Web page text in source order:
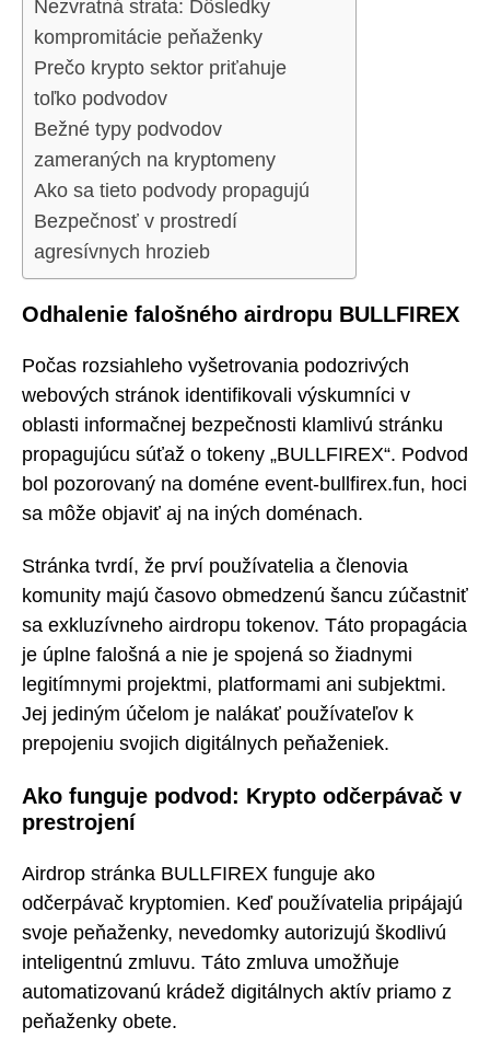
Nezvratná strata: Dôsledky
kompromitácie peňaženky
Prečo krypto sektor priťahuje
toľko podvodov
Bežné typy podvodov
zameraných na kryptomeny
Ako sa tieto podvody propagujú
Bezpečnosť v prostredí
agresívnych hrozieb
Odhalenie falošného airdropu BULLFIREX
Počas rozsiahleho vyšetrovania podozrivých
webových stránok identifikovali výskumníci v
oblasti informačnej bezpečnosti klamlivú stránku
propagujúcu súťaž o tokeny „BULLFIREX“. Podvod
bol pozorovaný na doméne event-bullfirex.fun, hoci
sa môže objaviť aj na iných doménach.
Stránka tvrdí, že prví používatelia a členovia
komunity majú časovo obmedzenú šancu zúčastniť
sa exkluzívneho airdropu tokenov. Táto propagácia
je úplne falošná a nie je spojená so žiadnymi
legitímnymi projektmi, platformami ani subjektmi.
Jej jediným účelom je nalákať používateľov k
prepojeniu svojich digitálnych peňaženiek.
Ako funguje podvod: Krypto odčerpávač v
prestrojení
Airdrop stránka BULLFIREX funguje ako
odčerpávač kryptomien. Keď používatelia pripájajú
svoje peňaženky, nevedomky autorizujú škodlivú
inteligentnú zmluvu. Táto zmluva umožňuje
automatizovanú krádež digitálnych aktív priamo z
peňaženky obete.